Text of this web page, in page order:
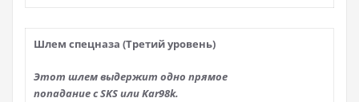
Шлем спецназа (Третий уровень)
Этот шлем выдержит одно прямое
попадание с SKS или Kar98k.